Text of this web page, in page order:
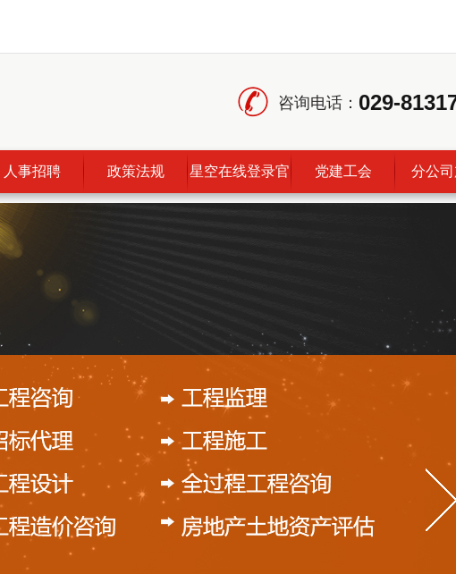
咨询电话： 029-
人事招聘 政策法规 星空在线登录官 党建工会 分公